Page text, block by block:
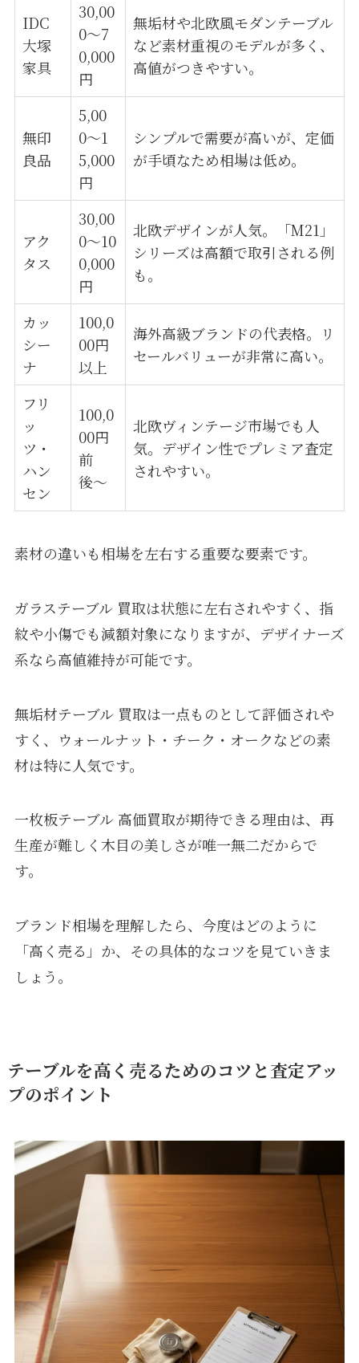
IDC
大塚
家具
30,00
0〜7
0,000
円
無垢材や北欧風モダンテーブル
など素材重視のモデルが多く、
高値がつきやすい。
無印
良品
5,00
0〜1
5,000
円
シンプルで需要が高いが、定価
が手頃なため相場は低め。
アク
タス
30,00
0〜10
0,000
円
北欧デザインが人気。「M21」
シリーズは高額で取引される例
も。
カッ
シー
ナ
100,0
00円
以上
海外高級ブランドの代表格。リ
セールバリューが非常に高い。
フリ
ッ
ツ・
ハン
セン
100,0
00円
前
後〜
北欧ヴィンテージ市場でも人
気。デザイン性でプレミア査定
されやすい。
素材の違いも相場を左右する重要な要素です。
ガラステーブル 買取は状態に左右されやすく、指
紋や小傷でも減額対象になりますが、デザイナーズ
系なら高値維持が可能です。
無垢材テーブル 買取は一点ものとして評価されや
すく、ウォールナット・チーク・オークなどの素
材は特に人気です。
一枚板テーブル 高価買取が期待できる理由は、再
生産が難しく木目の美しさが唯一無二だからで
す。
ブランド相場を理解したら、今度はどのように
「高く売る」か、その具体的なコツを見ていきま
しょう。
テーブルを高く売るためのコツと査定アッ
プのポイント